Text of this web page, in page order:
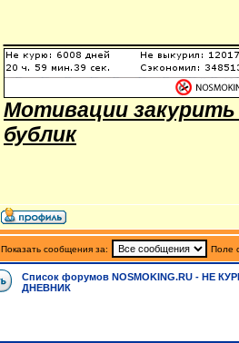
Мотивации
бублик
Показать сообщения за: Поле
Список форумов NOSMOKING.RU - НЕ
ДНЕВНИК